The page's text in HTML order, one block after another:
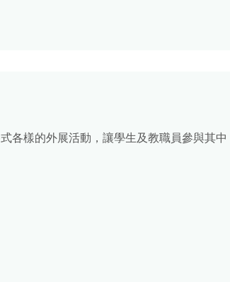
各樣的外展活動，讓學生及教職員參與其中